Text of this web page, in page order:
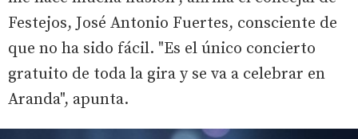
Festejos, José Antonio Fuertes, consciente de
que no ha sido fácil. "Es el único concierto
gratuito de toda la gira y se va a celebrar en
Aranda", apunta.